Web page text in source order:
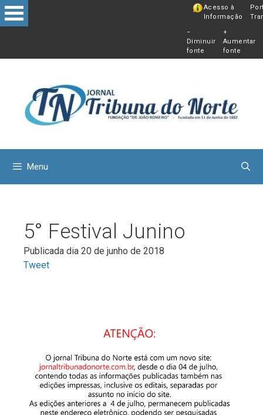
Pular
para
Acesso à
Informação
−
Diminuir
fonte
+
Aumentar
fonte
Menu
5° Festival Junino
Publicada dia 20 de junho de 2018
Tweet